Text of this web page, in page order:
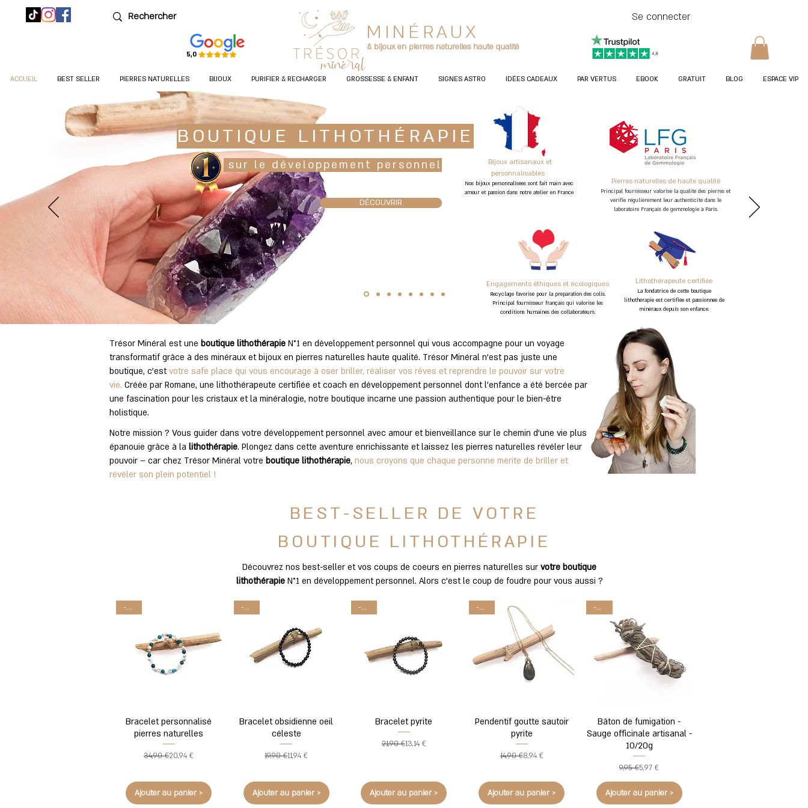
5,0
& bijoux en pierres naturelles haute qualité
MINÉRAUX
Se connecter
ACCUEIL BEST SELLER PIERRES NATURELLES BIJOUX PURIFIER & RECHARGER GROSSESSE & ENFANT SIGNES ASTRO IDÉES CADEAUX PAR VERTUS EBOOK GRATUIT BLOG ESPACE VIP
BOUTIQUE LITHOTHÉRAPIE
sur le développement personnel
DÉCOUVRIR
Bijoux artisanaux et
personnalisables
Nosbijoux personnalisées sontfait main avec
amour et passiondans notre atelier en France
Pierres naturelles de haute qualité
Principal fournisseur valorise la qualité des pierres et
vérifie régulièrement leur authenticité dans le
laboratoire Français de gemmologie à Paris.
Engagements éthiques et écologiques
Recyclage favorisé pour la préparation des colis.
Principal fournisseur français qui valorise les
conditions humaines des collaborateurs.
Lithothérapeute certifiée
La fondatrice de cette boutique
lithothérapie est certifiée et passionnée de
minéraux depuis son enfance.
Trésor Minéral est une boutique lithothérapie N°1 en développement personnel qui vous accompagne pour un voyage
transformatif grâce à des minéraux et bijoux en pierres naturelles haute qualité. Trésor Minéral n'est pas juste une
boutique, c'estvotre safe place qui vous encourage à oser briller, réaliser vos rêves et reprendre le pouvoir sur votre
vie. Créée par Romane, une lithothérapeute certifiée et coach en développement personnel dont l'enfance a été bercée par
une fascination pour les cristaux et la minéralogie, notre boutique incarne une passion authentique pour le bien-être
holistique.
Notre mission ? Vous guider dans votre développement personnel avec amour et bienveillance sur le chemin d'une vie plus
épanouie grâce à la lithothérapie. Plongez dans cette aventure enrichissante et laissez les pierres naturelles révéler leur
pouvoir – car chez Trésor Minéral votre boutique lithothérapie, nous croyons que chaque personne mérite de briller et
révéler son plein potentiel !
BEST-SELLER DE VOTRE
BOUTIQUE LITHOTHÉRAPIE
Découvrez nos best-seller et vos coups de coeurs en pierres naturelles sur votre boutique
lithothérapie N°1 en développement personnel. Alors c'est le coup de foudre pour vous aussi ?
-40%
Bracelet personnalisé
pierres naturelles
Prix original
34,90 €Prix promotionnel
20,94 €
Ajouter au panier >
-40%
Bracelet obsidienne oeil
céleste
Prix original
19,90 €Prix promotionnel
11,94 €
Ajouter au panier >
-40%
Bracelet pyrite
Prix original
21,90 €Prix promotionnel
13,14 €
Ajouter au panier >
-40%
Pendentif goutte sautoir
pyrite
Prix original
14,90 €Prix promotionnel
8,94 €
Ajouter au panier >
-40%
Bâton de fumigation -
Sauge officinale artisanal -
10/20g
Prix original
9,95 €Prix promotionnel
5,97 €
Ajouter au panier >